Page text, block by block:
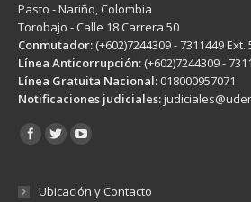
Pasto - Nariño, Colombia
Torobajo - Calle 18 Carrera 50
Conmutador: (+602)7244309 - 7311449 Ext.
Línea Anticorrupción: (+602)7244309 -
Línea Gratuita Nacional: 018000957071
Notificaciones judiciales:
Encuéntranos en:
Ubicación y Contacto